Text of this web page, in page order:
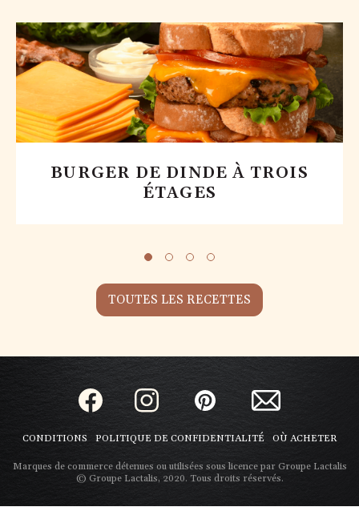
BURGER DE DINDE À TROIS
ÉTAGES
TOUTES LES RECETTES
CONDITIONS POLITIQUE DE CONFIDENTIALITÉ OÙ ACHETER
Marques de commerce détenues ou utilisées sous licence par Groupe Lactalis
© Groupe Lactalis, 2020. Tous droits réservés.